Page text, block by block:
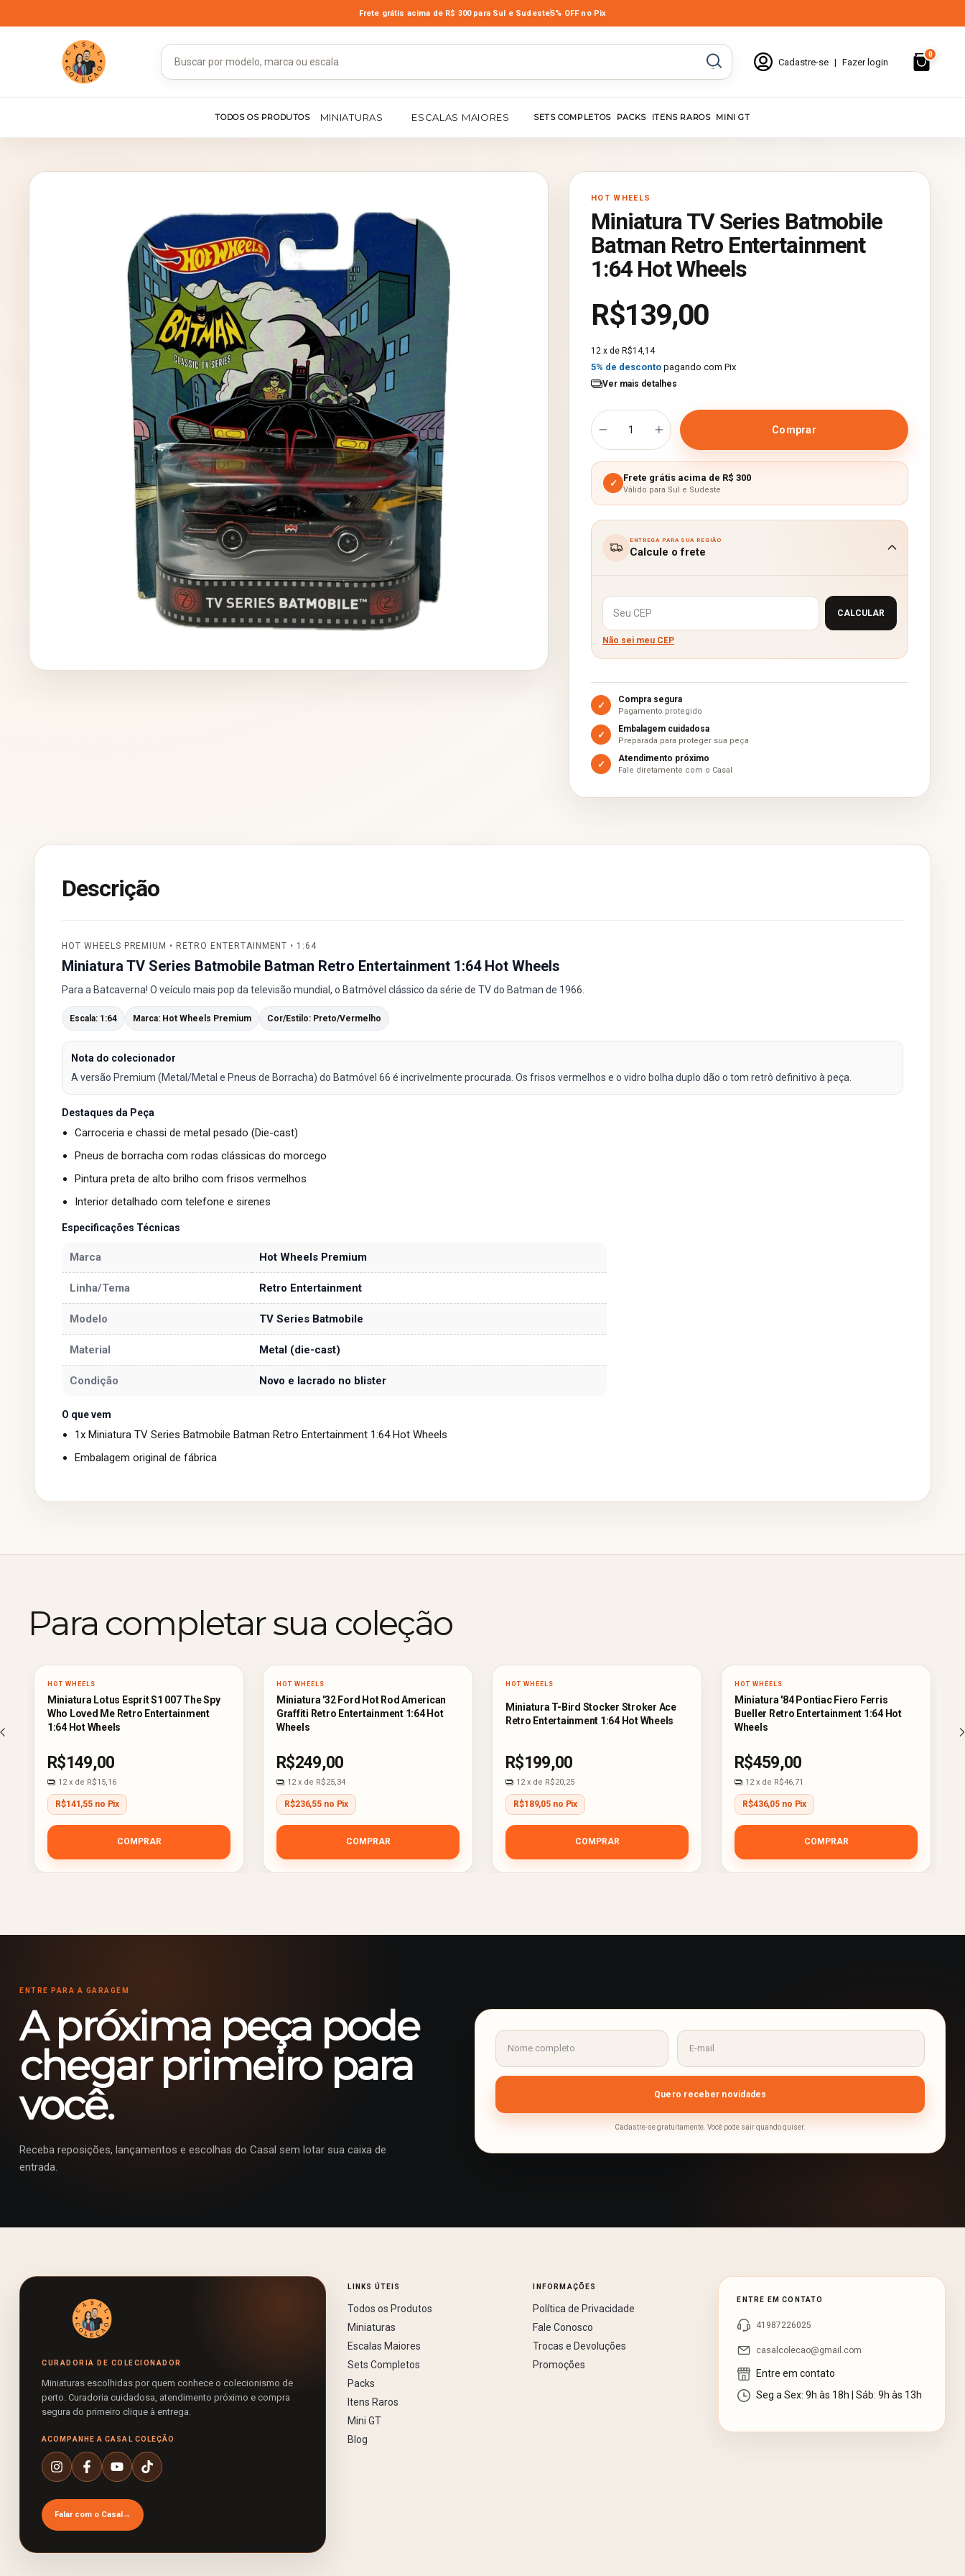
Frete grátis acima de R$ 300para Sul e Sudeste5% OFF no Pix
Cadastre-se | Fazer login
0
TODOS OS PRODUTOS MINIATURAS ESCALAS MAIORES SETS COMPLETOS PACKS ITENS RAROS MINI GT
HOT WHEELS
Miniatura TV Series Batmobile
Batman Retro Entertainment
1:64 Hot Wheels
R$139,00
12 x de R$14,14
5% de desconto pagando com Pix
Ver mais detalhes
✓
Frete grátis acima de R$ 300
Válido para Sul e Sudeste
ENTREGA PARA SUA REGIÃO
Calcule o frete
Alterar CEP
CALCULAR
Não sei meu CEP
✓
Compra segura
Pagamento protegido
✓
Embalagem cuidadosa
Preparada para proteger sua peça
✓
Atendimento próximo
Fale diretamente com o Casal
Descrição
HOT WHEELS PREMIUM • RETRO ENTERTAINMENT • 1:64
Miniatura TV Series Batmobile Batman Retro Entertainment 1:64 Hot Wheels
Para a Batcaverna! O veículo mais pop da televisão mundial, o Batmóvel clássico da série de TV do Batman de 1966.
Escala: 1:64 Marca: Hot Wheels Premium Cor/Estilo: Preto/Vermelho
Nota do colecionador
A versão Premium (Metal/Metal e Pneus de Borracha) do Batmóvel 66 é incrivelmente procurada. Os frisos vermelhos e o vidro bolha duplo dão o tom retrô definitivo à peça.
Destaques da Peça
Carroceria e chassi de metal pesado (Die-cast)
Pneus de borracha com rodas clássicas do morcego
Pintura preta de alto brilho com frisos vermelhos
Interior detalhado com telefone e sirenes
Especificações Técnicas
Marca Hot Wheels Premium
Linha/Tema Retro Entertainment
Modelo TV Series Batmobile
Material Metal (die-cast)
Condição Novo e lacrado no blister
O que vem
1x Miniatura TV Series Batmobile Batman Retro Entertainment 1:64 Hot Wheels
Embalagem original de fábrica
Para completar sua coleção
HOT WHEELS
Miniatura Lotus Esprit S1 007 The Spy
Who Loved Me Retro Entertainment
1:64 Hot Wheels
R$149,00
12 x de R$15,16
R$141,55 no Pix
COMPRAR
HOT WHEELS
Miniatura '32 Ford Hot Rod American
Graffiti Retro Entertainment 1:64 Hot
Wheels
R$249,00
12 x de R$25,34
R$236,55 no Pix
COMPRAR
HOT WHEELS
Miniatura T-Bird Stocker Stroker Ace
Retro Entertainment 1:64 Hot Wheels
R$199,00
12 x de R$20,25
R$189,05 no Pix
COMPRAR
HOT WHEELS
Miniatura '84 Pontiac Fiero Ferris
Bueller Retro Entertainment 1:64 Hot
Wheels
R$459,00
12 x de R$46,71
R$436,05 no Pix
COMPRAR
ENTRE PARA A GARAGEM
A próxima peça pode
chegar primeiro para
você.
Receba reposições, lançamentos e escolhas do Casal sem lotar sua caixa de
entrada.
Cadastre-se gratuitamente. Você pode sair quando quiser.
CURADORIA DE COLECIONADOR
Miniaturas escolhidas por quem conhece o colecionismo de
perto. Curadoria cuidadosa, atendimento próximo e compra
segura do primeiro clique à entrega.
ACOMPANHE A CASAL COLEÇÃO
Falar com o Casal →
LINKS ÚTEIS
Todos os Produtos
Miniaturas
Escalas Maiores
Sets Completos
Packs
Itens Raros
Mini GT
Blog
INFORMAÇÕES
Política de Privacidade
Fale Conosco
Trocas e Devoluções
Promoções
ENTRE EM CONTATO
41987226025
casalcolecao@gmail.com
Entre em contato
Seg a Sex: 9h às 18h | Sáb: 9h às 13h